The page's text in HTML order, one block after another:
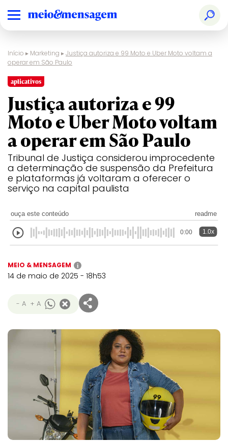
Início ▸ Marketing ▸Justiça autoriza e 99 Moto e Uber Moto voltam a
operar em São Paulo
aplicativos
Justiça autoriza e 99
Moto e Uber Moto voltam
a operar em São Paulo
Tribunal de Justiça considerou improcedente
a determinação de suspensão da Prefeitura
e plataformas já voltaram a oferecer o
serviço na capital paulista
ouça este conteúdo readme
0:00 1.0x
MEIO & MENSAGEM i
14 de maio de 2025 - 18h53
- A + A